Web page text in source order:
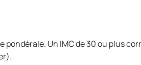
Un IMC de 30 ou plus